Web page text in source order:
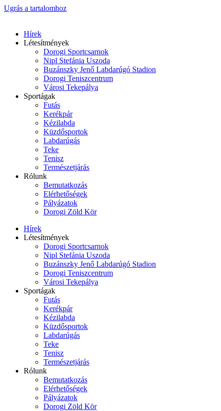
Ugrás a tartalomhoz
Hírek
Létesítmények
Dorogi Sportcsarnok
Nipl Stefánia Uszoda
Buzánszky Jenő Labdarúgó Stadion
Dorogi Teniszcentrum
Városi Tekepálya
Sportágak
Futás
Kerékpár
Kézilabda
Küzdősportok
Labdarúgás
Teke
Tenisz
Természetjárás
Rólunk
Bemutatkozás
Elérhetőségek
Pályázatok
Dorogi Zöld Kör
Hírek
Létesítmények
Dorogi Sportcsarnok
Nipl Stefánia Uszoda
Buzánszky Jenő Labdarúgó Stadion
Dorogi Teniszcentrum
Városi Tekepálya
Sportágak
Futás
Kerékpár
Kézilabda
Küzdősportok
Labdarúgás
Teke
Tenisz
Természetjárás
Rólunk
Bemutatkozás
Elérhetőségek
Pályázatok
Dorogi Zöld Kör